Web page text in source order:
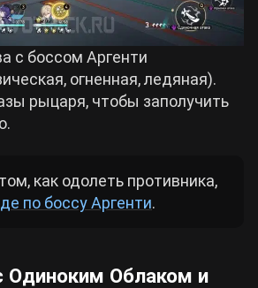
с боссом Аргенти
огненная, ледяная).
рыцаря, чтобы заполучить
как одолеть противника,
по боссу Аргенти.
Одиноким Облаком и